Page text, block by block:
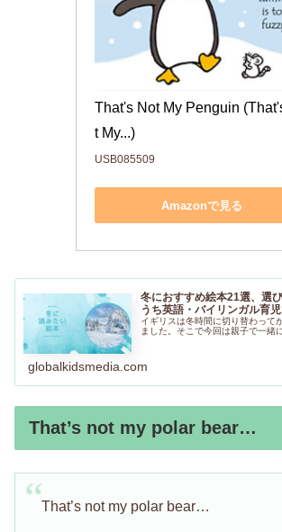
That's Not My Penguin
t My...)
USB085509
Amazonで見る
冬におすすめ絵本21選、選
うち英語・バイリンガル育児
イギリスは冬時間に切り替わって
ました。そこで今回は親子で一緒
globalkidsmedia.com
That’s not my polar bear…
That’s not my polar bear…